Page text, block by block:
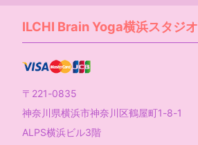
ILCHI Brain Yoga横浜スタジオ
〒221-0835
神奈川県横浜市神奈川区鶴屋町1-8-1
ALPS横浜ビル3階